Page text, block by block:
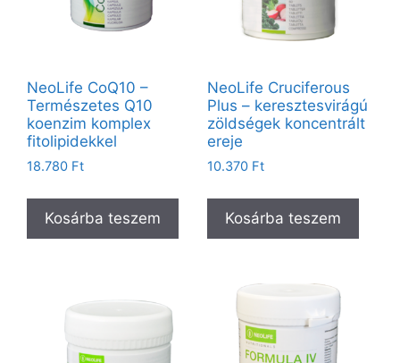
NeoLife CoQ10 –
Természetes Q10
koenzim komplex
fitolipidekkel
18.780 Ft
Kosárba teszem
NeoLife Cruciferous
Plus – keresztesvirágú
zöldségek koncentrált
ereje
10.370 Ft
Kosárba teszem